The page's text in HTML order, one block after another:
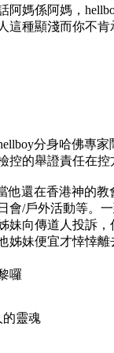
阿媽係阿媽，
這種顯淺而你不
分身哈佛專
控的舉證責任在
他還在香港神的
會/戶外活動等。
妹向傳道人投訴
姊妹便宜才悻悻
囉
的靈魂